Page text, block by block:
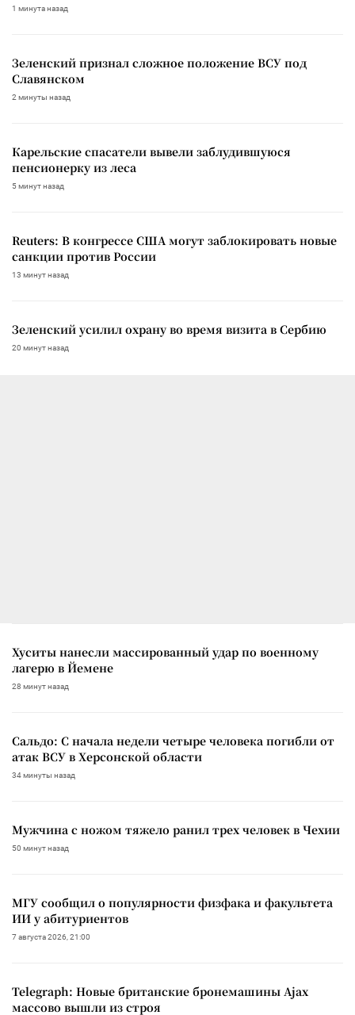
1 минута назад
Зеленский признал сложное положение ВСУ под
Славянском
2 минуты назад
Карельские спасатели вывели заблудившуюся
пенсионерку из леса
5 минут назад
Reuters: В конгрессе США могут заблокировать новые
санкции против России
13 минут назад
Зеленский усилил охрану во время визита в Сербию
20 минут назад
Хуситы нанесли массированный удар по военному
лагерю в Йемене
28 минут назад
Сальдо: С начала недели четыре человека погибли от
атак ВСУ в Херсонской области
34 минуты назад
Мужчина с ножом тяжело ранил трех человек в Чехии
50 минут назад
МГУ сообщил о популярности физфака и факультета
ИИ у абитуриентов
7 августа 2026, 21:00
Telegraph: Новые британские бронемашины Ajax
массово вышли из строя